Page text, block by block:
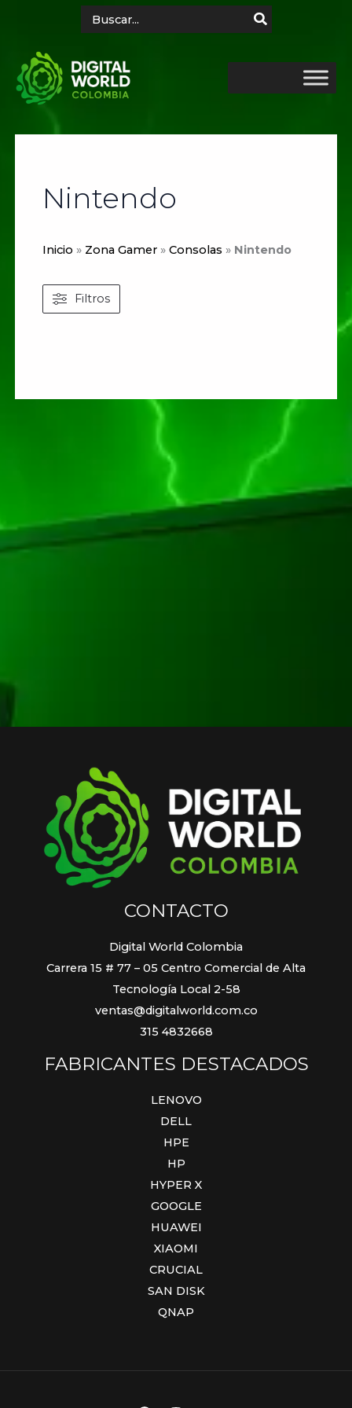
contenido
for:
Nintendo
Inicio » Zona Gamer »Consolas » Nintendo
Filtros
CONTACTO
Digital World Colombia
Carrera 15 # 77 – 05 Centro Comercial de Alta
Tecnología Local 2-58
ventas@digitalworld.com.co
315 4832668
FABRICANTES DESTACADOS
LENOVO
DELL
HPE
HP
HYPER X
GOOGLE
HUAWEI
XIAOMI
CRUCIAL
SAN DISK
QNAP